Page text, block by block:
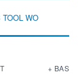
WO
+ BAS